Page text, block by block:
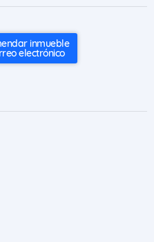
inmueble
electrónico